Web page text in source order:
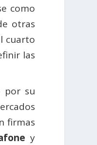
como
otras
cuarto
las
por su
firmas
y